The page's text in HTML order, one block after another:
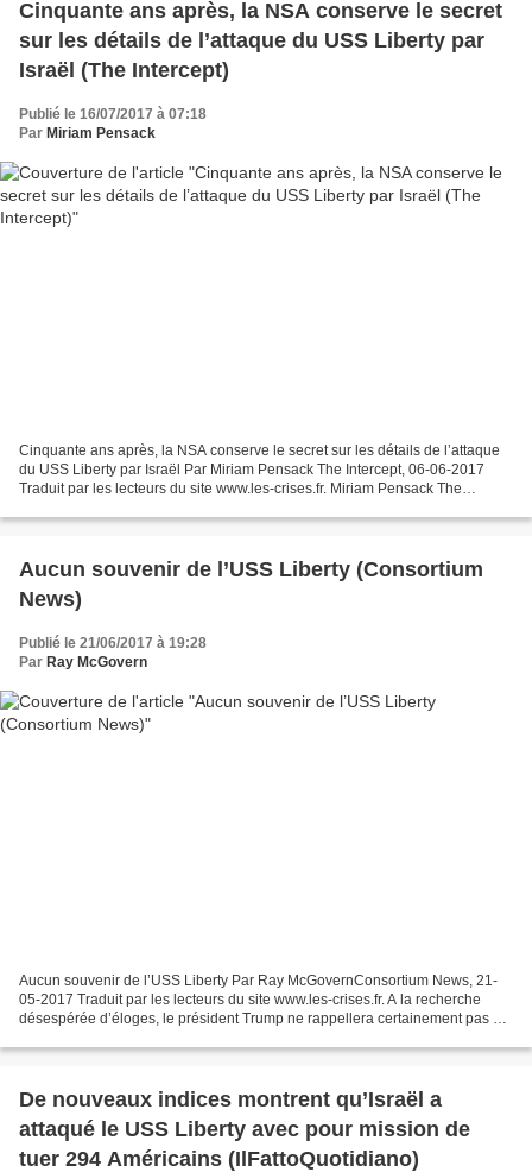
Cinquante ans après, la NSA conserve le secret
sur les détails de l’attaque du USS Liberty par
Israël (The Intercept)
Publié le 16/07/2017 à 07:18
Par Miriam Pensack
Cinquante ans après, la NSA conserve le secret sur les détails de l’attaque
du USS Liberty par Israël Par Miriam Pensack The Intercept, 06-06-2017
Traduit par les lecteurs du site www.les-crises.fr. Miriam Pensack The
Aucun souvenir de l’USS Liberty (Consortium
News)
Publié le 21/06/2017 à 19:28
Par Ray McGovern
Aucun souvenir de l’USS Liberty Par Ray McGovernConsortium News, 21-
05-2017 Traduit par les lecteurs du site www.les-crises.fr. A la recherche
désespérée d’éloges, le président Trump ne rappellera certainement pas au
De nouveaux indices montrent qu’Israël a
attaqué le USS Liberty avec pour mission de
tuer 294 Américains (IlFattoQuotidiano)